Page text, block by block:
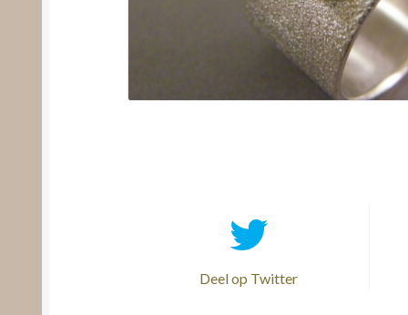
Deel op Twitter